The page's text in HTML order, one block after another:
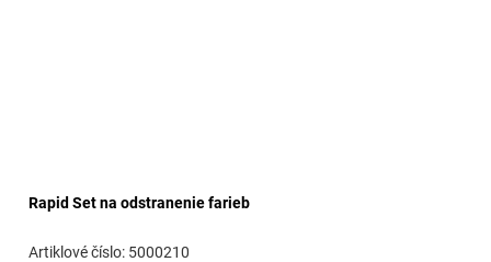
Rapid Set na odstranenie farieb
5000210